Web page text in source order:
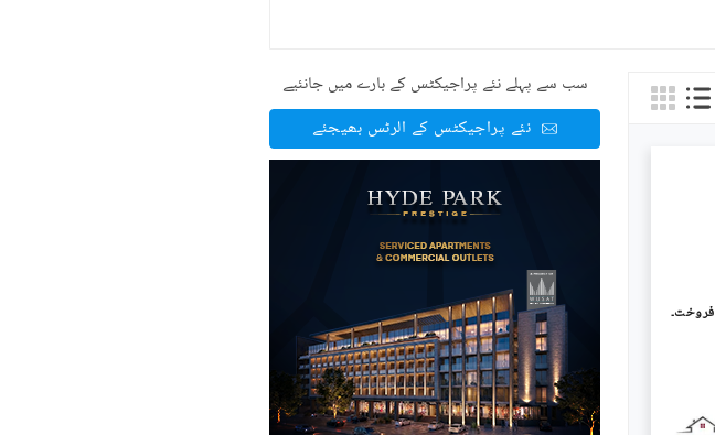
سب سے پہلے نئے پراجیکٹس کے بارے میں جانئیے
نئے پراجیکٹس کے الرٹس بھیجئے